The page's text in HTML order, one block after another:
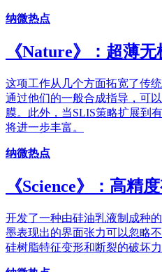
纳微热点
《Nature》：超薄
这项工作从几个方面拓宽了传
通过他们的一般合成指导，可
膜。此外，当SLIS策略扩展到
将进一步丰富。
纳微热点
《Science》：高精
开发了一种由硅油乳液制成种
墨表现出的界面张力可以忽略
硅树脂特征变形和断裂的破坏力